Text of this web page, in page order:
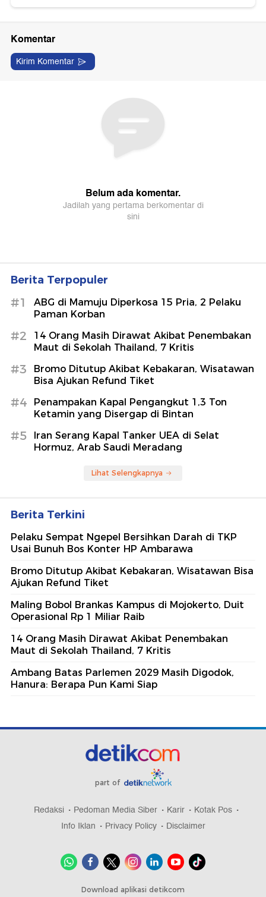
Berita Terpopuler
#1
ABG di Mamuju Diperkosa 15 Pria, 2 Pelaku
Paman Korban
#2
14 Orang Masih Dirawat Akibat Penembakan
Maut di Sekolah Thailand, 7 Kritis
#3
Bromo Ditutup Akibat Kebakaran, Wisatawan
Bisa Ajukan Refund Tiket
#4
Penampakan Kapal Pengangkut 1,3 Ton
Ketamin yang Disergap di Bintan
#5
Iran Serang Kapal Tanker UEA di Selat
Hormuz, Arab Saudi Meradang
Lihat Selengkapnya
Berita Terkini
Pelaku Sempat Ngepel Bersihkan Darah di TKP
Usai Bunuh Bos Konter HP Ambarawa
Bromo Ditutup Akibat Kebakaran, Wisatawan Bisa
Ajukan Refund Tiket
Maling Bobol Brankas Kampus di Mojokerto, Duit
Operasional Rp 1 Miliar Raib
14 Orang Masih Dirawat Akibat Penembakan
Maut di Sekolah Thailand, 7 Kritis
Ambang Batas Parlemen 2029 Masih Digodok,
Hanura: Berapa Pun Kami Siap
part of
Redaksi Pedoman Media Siber Karir
Kotak Pos
Info Iklan
Privacy Policy Disclaimer
Download aplikasi detikcom